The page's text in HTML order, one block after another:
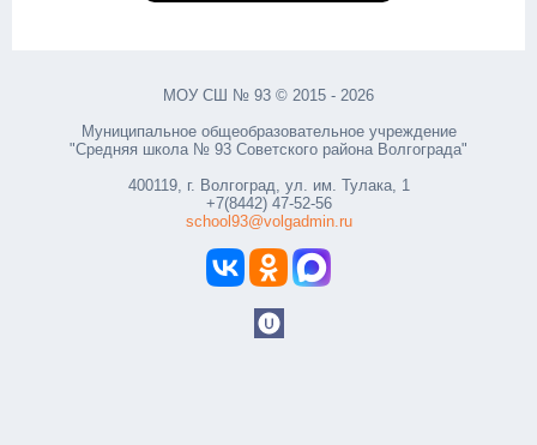
МОУ СШ № 93 © 2015 - 2026
Муниципальное общеобразовательное учреждение
"Средняя школа № 93 Советского района Волгограда"
400119, г. Волгоград, ул. им. Тулака, 1
+7(8442) 47-52-56
school93@volgadmin.ru